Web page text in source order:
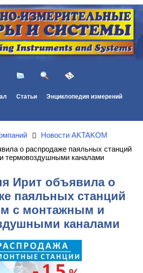
Статьи Энциклопедия измерений
Новости AKTAKOM
о распродаже паяльных станций
термовоздушными каналами
Ирит объявила о
паяльных станций
с монтажным и
каналами